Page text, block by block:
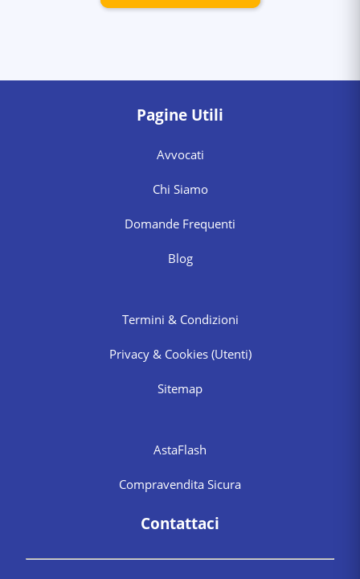
Pagine Utili
Avvocati
Chi Siamo
Domande Frequenti
Blog
Termini & Condizioni
Privacy & Cookies (Utenti)
Sitemap
AstaFlash
Compravendita Sicura
Contattaci